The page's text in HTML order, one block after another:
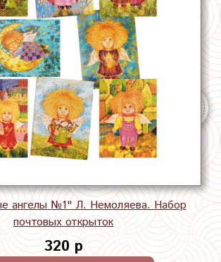
ангелы №1" Л. Немоляева. Набор
почтовых открыток
320 р